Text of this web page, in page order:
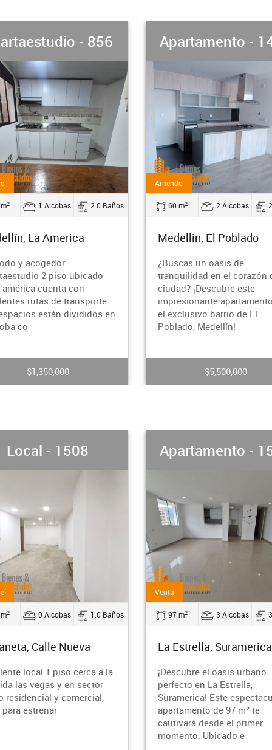
- 1407
2 2 Alcobas 2.0 Baños
El Poblado
un oasis de
en el corazón de la
¡Descubre este
apartamento en
barrio de El
Medellín!
$5,500,000
Apartamento -
Venta
40 m2 2 Alcobas
Bello, Niquia
¡Tu nuevo hogar te
espera!Apartamento de 2
alcobas con vista
a la ciudadDescubre este
encantador apartamento
combina comodidad, esti
$195,000,000
- 1507
2 3 Alcobas 3.0 Baños
Suramerica
el oasis urbano
en La Estrella,
Este espectacular
de 97 m² te
Apartamento -
Arriendo
57 m2 2 Alcobas
Medellin, Rosales
¿Buscas un refugio
acogedor en la vibrante
de Medellín? Permítenos
presentarte este
apartamento ubicado en el
exclusivo